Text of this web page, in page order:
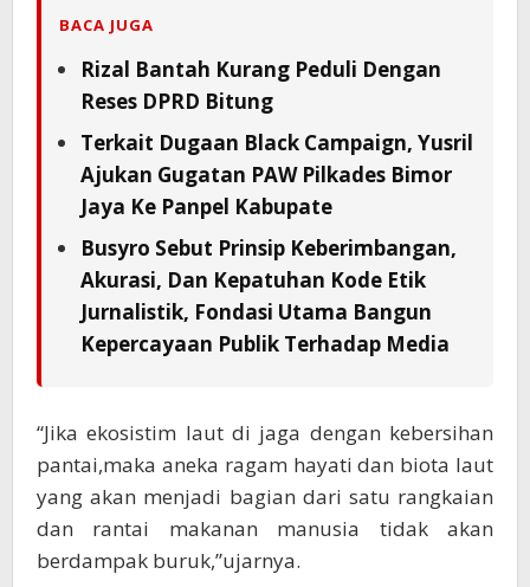
BACA JUGA
Rizal Bantah Kurang Peduli Dengan
Reses DPRD Bitung
Terkait Dugaan Black Campaign, Yusril
Ajukan Gugatan PAW Pilkades Bimor
Jaya Ke Panpel Kabupate
Busyro Sebut Prinsip Keberimbangan,
Akurasi, Dan Kepatuhan Kode Etik
Jurnalistik, Fondasi Utama Bangun
Kepercayaan Publik Terhadap Media
“Jika ekosistim laut di jaga dengan kebersihan
pantai,maka aneka ragam hayati dan biota laut
yang akan menjadi bagian dari satu rangkaian
dan rantai makanan manusia tidak akan
berdampak buruk,”ujarnya.